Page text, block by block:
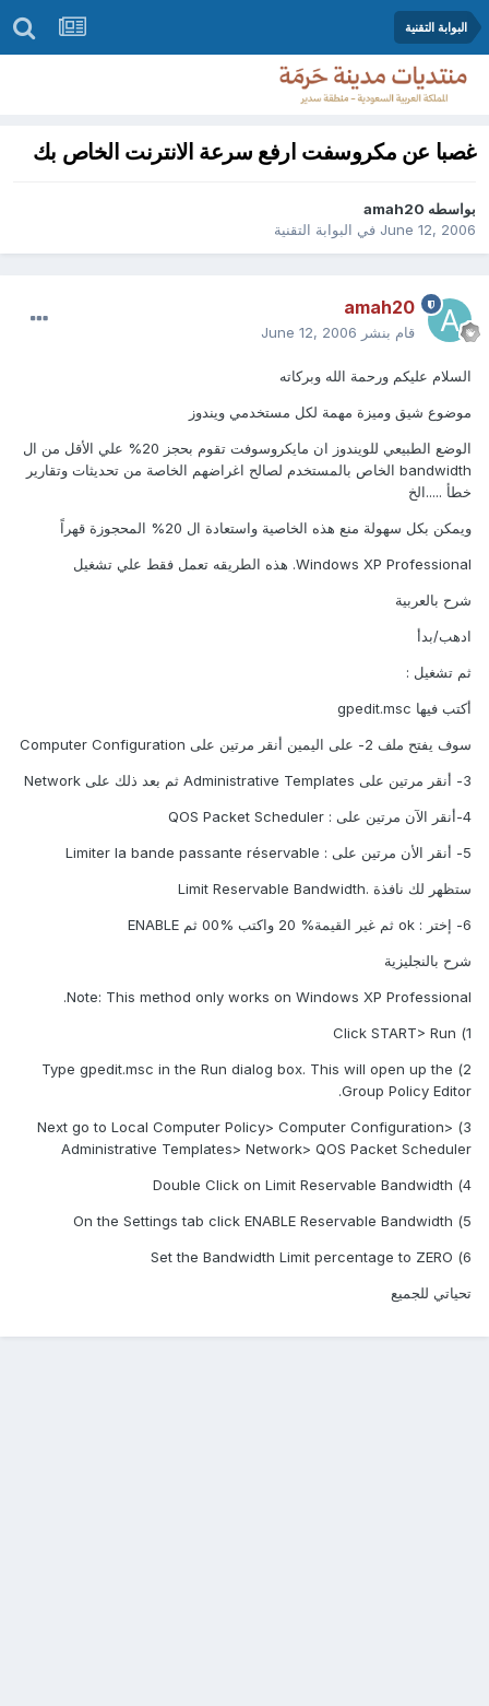
البوابة التقنية
غصبا عن مكروسفت ارفع سرعة الانترنت الخاص بك
بواسطه amah20
June 12, 2006في البوابة التقنية
amah20
قام بنشر June 12, 2006
السلام عليكم ورحمة الله وبركاته
موضوع شيق وميزة مهمة لكل مستخدمي ويندوز
الوضع الطبيعي للويندوز ان مايكروسوفت تقوم بحجز 20% علي الأقل من ال
bandwidth الخاص بالمستخدم لصالح اغراضهم الخاصة من تحديثات وتقارير
خطأ .....الخ
ويمكن بكل سهولة منع هذه الخاصية واستعادة ال 20% المحجوزة قهراً
Windows XP Professional. هذه الطريقه تعمل فقط علي تشغيل
شرح بالعربية
ادهب/بدأ
ثم تشغيل :
أكتب فيها gpedit.msc
سوف يفتح ملف 2- على اليمين أنقر مرتين على Computer Configuration
3- أنقر مرتين على Administrative Templates ثم بعد ذلك على Network
4-أنقر الآن مرتين على : QOS Packet Scheduler
5- أنقر الأن مرتين على : Limiter la bande passante réservable
ستظهر لك نافذة .Limit Reservable Bandwidth
6- إختر : ok ثم غير القيمة% 20 واكتب %00 ثم ENABLE
شرح بالنجليزية
Note: This method only works on Windows XP Professional.
2) Type gpedit.msc in the Run dialog box. This will open up the
Group Policy Editor.
3) Next go to Local Computer Policy> Computer Configuration>
Administrative Templates> Network> QOS Packet Scheduler
4) Double Click on Limit Reservable Bandwidth
5) On the Settings tab click ENABLE Reservable Bandwidth
6) Set the Bandwidth Limit percentage to ZERO
تحياتي للجميع